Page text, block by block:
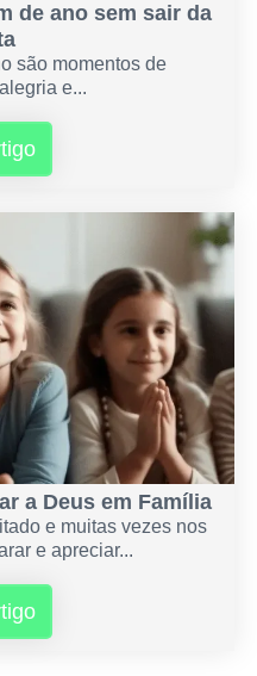
de ano sem sair da
são momentos de
e...
a Deus em Família
e muitas vezes nos
e apreciar...